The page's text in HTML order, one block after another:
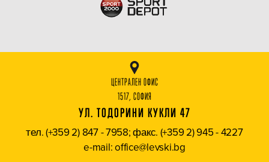
ЦЕНТРАЛЕН ОФИС
1517, СОФИЯ
УЛ. ТОДОРИНИ КУКЛИ 47
тел. (+359 2) 847 - 7958; факс. (+359 2) 945 - 4227
e-mail: office@levski.bg